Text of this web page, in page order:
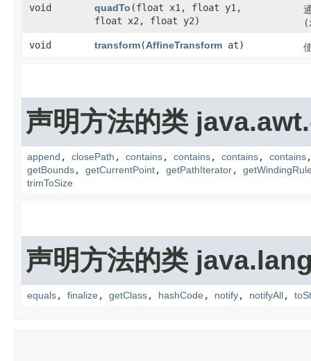
void
quadTo ​(float x1, float y1,
float x2, float y2)
void
transform​(AffineTransform at)
声明方法的类
append , closePath , contains, contains, contains, contains
getBounds, getCurrentPoint, getPathIterator,
trimToSize
声明方法的类
equals, finalize , getClass, hashCode , notify, notifyAll,